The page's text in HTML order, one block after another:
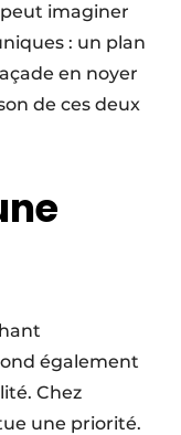
imaginer
: un plan
en noyer
de ces deux
également
Chez
une priorité.